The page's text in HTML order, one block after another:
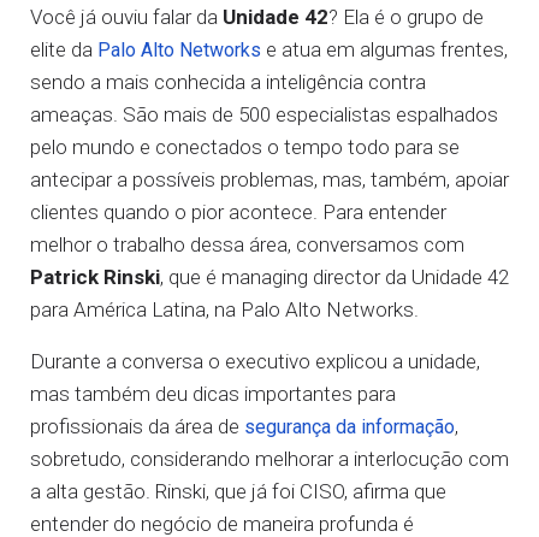
Você já ouviu falar da Unidade 42? Ela é o grupo de
elite da Palo Alto Networks e atua em algumas frentes,
sendo a mais conhecida a inteligência contra
ameaças. São mais de 500 especialistas espalhados
pelo mundo e conectados o tempo todo para se
antecipar a possíveis problemas, mas, também, apoiar
clientes quando o pior acontece. Para entender
melhor o trabalho dessa área, conversamos com
Patrick Rinski, que é managing director da Unidade 42
para América Latina, na Palo Alto Networks.
Durante a conversa o executivo explicou a unidade,
mas também deu dicas importantes para
profissionais da área de segurança da informação,
sobretudo, considerando melhorar a interlocução com
a alta gestão. Rinski, que já foi CISO, afirma que
entender do negócio de maneira profunda é